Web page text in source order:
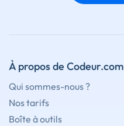
À propos de Codeur.com
Qui sommes-nous ?
Nos tarifs
Boîte à outils